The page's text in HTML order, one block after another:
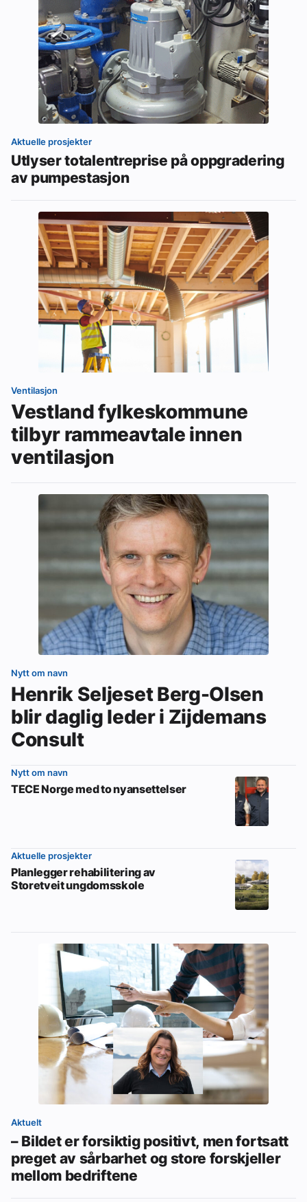
Aktuelle prosjekter
Utlyser totalentreprise på oppgradering
av pumpestasjon
Ventilasjon
Vestland fylkeskommune
tilbyr rammeavtale innen
ventilasjon
Nytt om navn
Henrik Seljeset Berg-Olsen
blir daglig leder i Zijdemans
Consult
Nytt om navn
TECE Norge med to nyansettelser
Aktuelle prosjekter
Planlegger rehabilitering av
Storetveit ungdomsskole
Aktuelt
– Bildet er forsiktig positivt, men fortsatt
preget av sårbarhet og store forskjeller
mellom bedriftene